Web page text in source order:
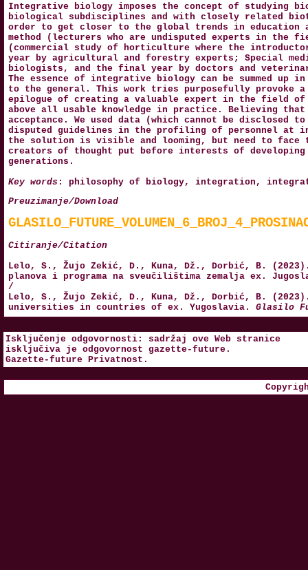
Integrative biology imposes the concept of studying
biological subdisciplines and with closely related
order to get closer to the global trends in education
method (lecturers who are undisputed experts in
(commercial study of horticulture where the
year by agricultural and forestry experts; Special
biologists, and the final year by doctors and
The essence of integrative biology can be summed
to the general. This work tries purposefully provoke
epilogue of creating a valuable expert in the field of
above all usable knowledge in practice. Believing
acceptance. We used data (which cannot be
disputed guidelines in the profiling of personnel at
the solution is visible and looming, but need to face
creators of thought put before interests of
generations.
Key words : philosophy of biology, integration,
Preuzimanje/Download
Citiranje/Citation
Lelo, S., Žujo Zekić, D., Kuna, Dž., Dorbić, B.
planova i programa na sveučilištima zemalja ex.
/
Lelo, S., Žujo Zekić, D., Kuna, Dž., Dorbić, B.
universities in countries of ex. Yugoslavia. Glasilo
Isključenje odgovornosti: sadržaj ove Web stranice
isključiva je odgovornost gazette-future .
Gazette-future Privatnost .